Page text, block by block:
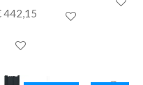
442,15
In winkelwagen
In winkelwagen